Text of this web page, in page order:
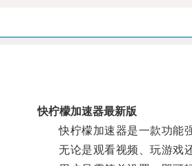
快柠檬加速器最新版
快柠檬加速器是一款功能强
无论是观看视频、玩游戏还